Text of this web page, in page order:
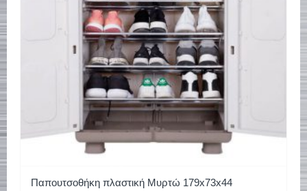
Παπουτσοθήκη πλαστική Μυρτώ 179x73x44